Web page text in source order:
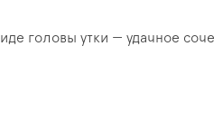
головы утки — удачное